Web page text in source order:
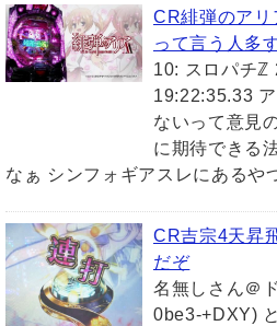
CR緋弾のアリ
って言う人多
10: スロパチℤ
19:22:35.33
ないって意見
に期待できる
なぁ シンフォギアスレにあるや
CR吉宗4天昇
だぞ
名無しさん＠
0be3-+DXY)